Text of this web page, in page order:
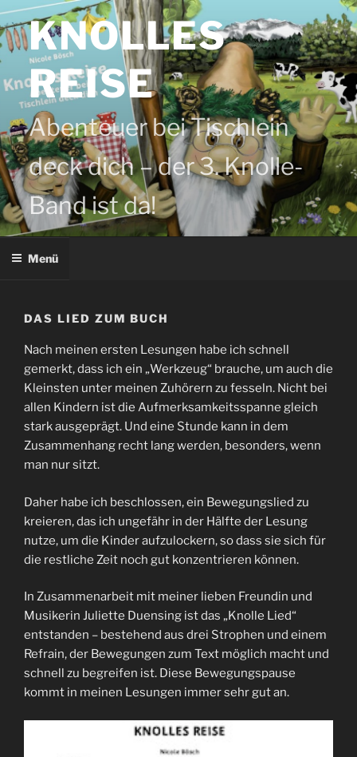
Zum
Inhalt
springenKNOLLES
REISE
Abenteuer bei Tischlein
deck dich – der 3. Knolle-
Band ist da!
Menü
DAS LIED ZUM BUCH
Nach meinen ersten Lesungen habe ich schnell
gemerkt, dass ich ein „Werkzeug“ brauche, um auch die
Kleinsten unter meinen Zuhörern zu fesseln. Nicht bei
allen Kindern ist die Aufmerksamkeitsspanne gleich
stark ausgeprägt. Und eine Stunde kann in dem
Zusammenhang recht lang werden, besonders, wenn
man nur sitzt.
Daher habe ich beschlossen, ein Bewegungslied zu
kreieren, das ich ungefähr in der Hälfte der Lesung
nutze, um die Kinder aufzulockern, so dass sie sich für
die restliche Zeit noch gut konzentrieren können.
In Zusammenarbeit mit meiner lieben Freundin und
Musikerin Juliette Duensing ist das „Knolle Lied“
entstanden – bestehend aus drei Strophen und einem
Refrain, der Bewegungen zum Text möglich macht und
schnell zu begreifen ist. Diese Bewegungspause
kommt in meinen Lesungen immer sehr gut an.